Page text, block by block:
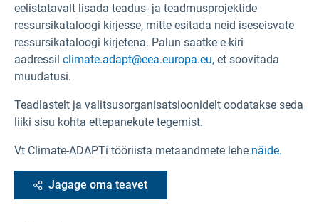
eelistatavalt lisada teadus- ja teadmusprojektide
ressursikataloogi kirjesse, mitte esitada neid iseseisvate
ressursikataloogi kirjetena. Palun saatke e-kiri
aadressil climate.adapt@eea.europa.eu, et soovitada
muudatusi.
Teadlastelt ja valitsusorganisatsioonidelt oodatakse seda
liiki sisu kohta ettepanekute tegemist.
Vt Climate-ADAPTi tööriista metaandmete lehe näide.
Jagage oma teavet